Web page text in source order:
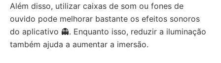
Além disso, utilizar caixas de som ou fones de
ouvido pode melhorar bastante os efeitos sonoros
do aplicativo 👻. Enquanto isso, reduzir a iluminação
também ajuda a aumentar a imersão.